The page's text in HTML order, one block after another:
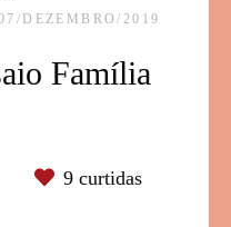
DEZEMBRO/2019
Família
9 curtidas